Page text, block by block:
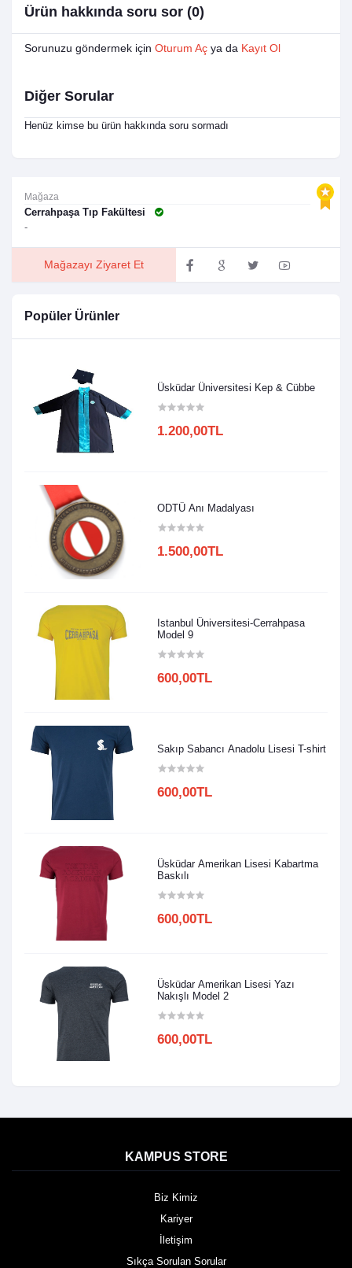
Mağaza
Cerrahpaşa Tıp Fakültesi
-
Mağazayı Ziyaret Et
Popüler Ürünler
Üsküdar Üniversitesi Kep & Cübbe
1.200,00TL
ODTÜ Anı Madalyası
1.500,00TL
Istanbul Üniversitesi-Cerrahpasa
Model 9
600,00TL
Sakıp Sabancı Anadolu Lisesi T-shirt
600,00TL
Üsküdar Amerikan Lisesi Kabartma
Baskılı
600,00TL
Üsküdar Amerikan Lisesi Yazı
Nakışlı Model 2
600,00TL
Ürün hakkında soru sor (0)
Sorunuzu göndermek için Oturum Aç ya da Kayıt Ol
Diğer Sorular
Henüz kimse bu ürün hakkında soru sormadı
KAMPUS STORE
Biz Kimiz
Kariyer
İletişim
Sıkça Sorulan Sorular